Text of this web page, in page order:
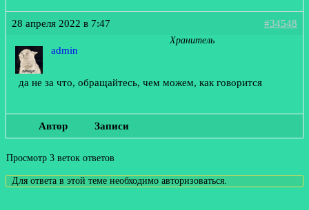
28 апреля 2022 в 7:47 #34548
admin
Хранитель
да не за что, обращайтесь, чем можем, как говорится
Автор Записи
Просмотр 3 веток ответов
Для ответа в этой теме необходимо авторизоваться.